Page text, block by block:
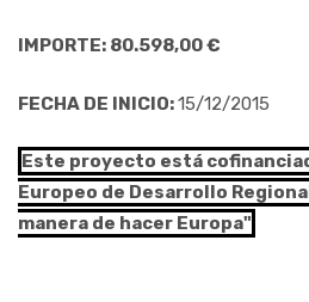
IMPORTE: 80.598,00 €
FECHA DE INICIO:15/12/2015
Este proyecto está
Europeo de Desarrollo
manera de hacer Europa"